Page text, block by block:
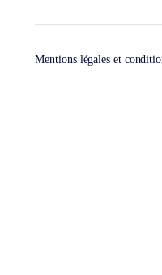
Mentions légales et